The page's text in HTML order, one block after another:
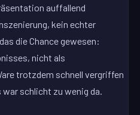
auffallend
kein echter
die Chance gewesen:
nicht als
trotzdem schnell vergriffen
schlicht zu wenig da.